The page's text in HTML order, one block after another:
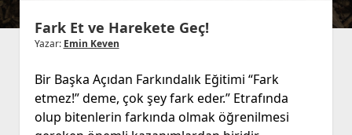
Kullanım Koşulları
Çerez Politikası
İletişim
Kurallar
Fark Et ve Harekete Geç!
Yazar: Emin Keven
Bir Başka Açıdan Farkındalık Eğitimi “Fark
etmez!” deme, çok şey fark eder.” Etrafında
olup bitenlerin farkında olmak öğrenilmesi